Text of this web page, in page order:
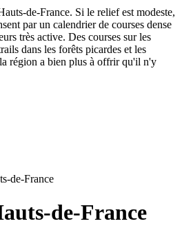
de-France. Si le relief est modeste,
par un calendrier de courses dense
très active. Des courses sur les
dans les forêts picardes et les
région a bien plus à offrir qu'il n'y
de-France
de-France